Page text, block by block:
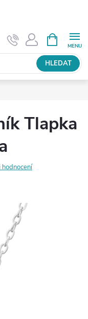
HLEDAT
NÁKUPNÍ
KOŠÍK
Tlapka